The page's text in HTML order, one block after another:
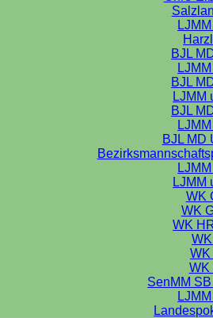
BJL
BJL
LJMM
BJL
BJL MD
LJMM
WK
WK
WK
WK
WK
WK
SenMM